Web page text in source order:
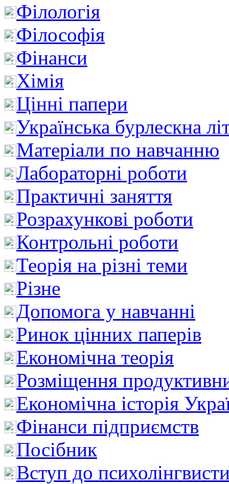
Філологія
Філософія
Фінанси
Хімія
Цінні папери
Українська бурлескна
Матеріали по навчанню
Лабораторні роботи
Практичні заняття
Розрахункові роботи
Контрольні роботи
Теорія на різні теми
Різне
Допомога у навчанні
Ринок цінних паперів
Економічна теорія
Розміщення
Економічна історія
Фінанси підприємств
Посібник
Вступ до